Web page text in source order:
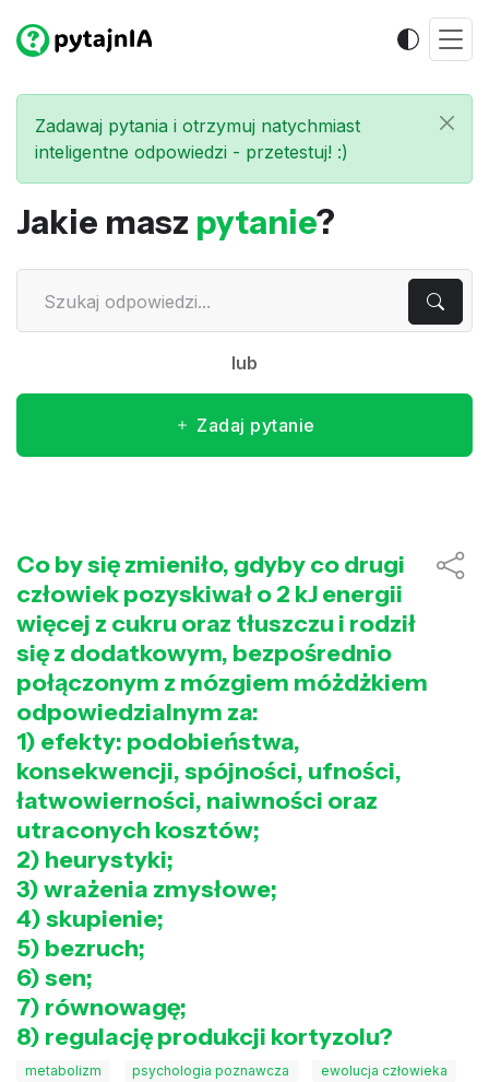
Zadawaj pytania i otrzymuj natychmiast
inteligentne odpowiedzi - przetestuj! :)
Jakie masz pytanie?
lub
Zadaj pytanie
Co by się zmieniło, gdyby co drugi
człowiek pozyskiwał o 2 kJ energii
więcej z cukru oraz tłuszczu i rodził
się z dodatkowym, bezpośrednio
połączonym z mózgiem móżdżkiem
odpowiedzialnym za:
1) efekty: podobieństwa,
konsekwencji, spójności, ufności,
łatwowierności, naiwności oraz
utraconych kosztów;
2) heurystyki;
3) wrażenia zmysłowe;
4) skupienie;
5) bezruch;
6) sen;
7) równowagę;
8) regulację produkcji kortyzolu?
metabolizm psychologia poznawcza ewolucja człowieka